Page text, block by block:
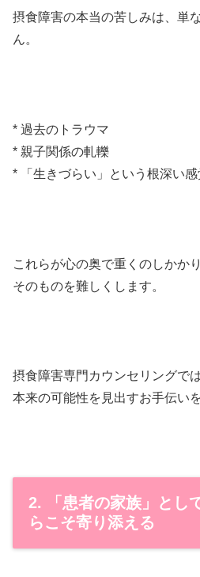
摂食障害の本当の苦しみは、単
ん。
* 過去のトラウマ
* 親子関係の軋轢
* 「生きづらい」という根深い感
これらが心の奥で重くのしかか
そのものを難しくします。
摂食障害専門カウンセリングで
本来の可能性を見出すお手伝い
2. 「患者の家族」とし
らこそ寄り添える